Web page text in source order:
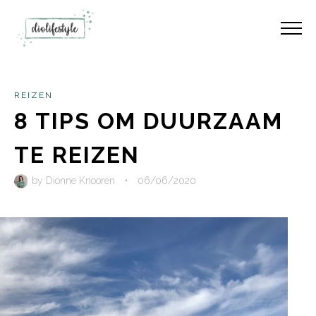
REIZEN
8 TIPS OM DUURZAAM
TE REIZEN
by Dionne Knooren • 06/06/2020